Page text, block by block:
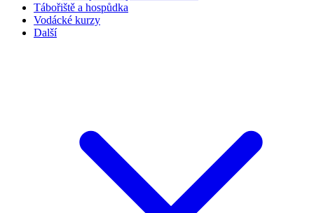
Tábořiště a hospůdka
Vodácké kurzy
Další